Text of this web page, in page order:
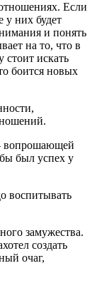
Если
у них будет
и понять
на то, что в
стоит искать
боится новых
вопрошающей
был успех у
воспитывать
замужества.
создать
очаг,